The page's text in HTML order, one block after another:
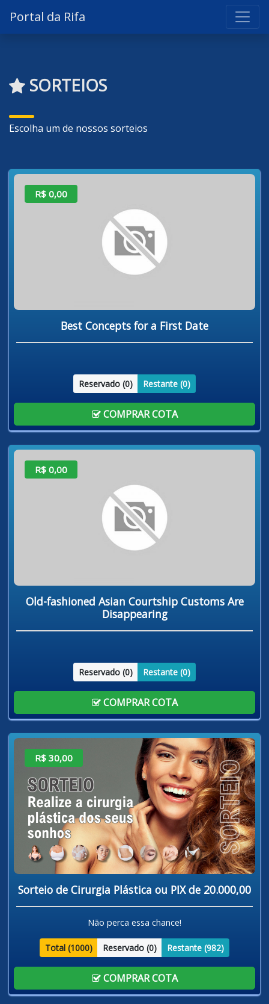
Portal da Rifa
SORTEIOS
Escolha um de nossos sorteios
R$ 0,00
Best Concepts for a First Date
Reservado (0) Restante (0)
COMPRAR COTA
R$ 0,00
Old-fashioned Asian Courtship Customs Are
Disappearing
Reservado (0) Restante (0)
COMPRAR COTA
R$ 30,00
Sorteio de Cirurgia Plástica ou PIX de 20.000,00
Não perca essa chance!
Total (1000) Reservado (0) Restante (982)
COMPRAR COTA